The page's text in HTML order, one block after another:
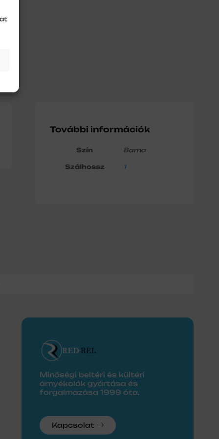
További információk
Szín Barna
Szálhossz 1
Minőségi beltéri és kültéri
árnyékolók gyártása és
forgalmazása 1999 óta.
Kapcsolat